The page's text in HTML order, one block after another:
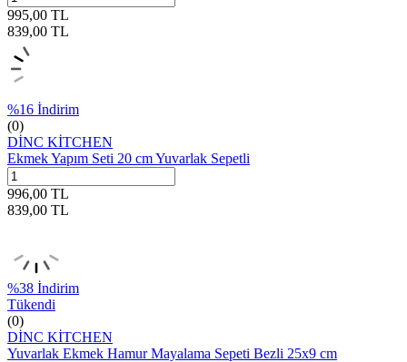
995,00 TL
839,00 TL
%16 İndirim
(0)
DİNC KİTCHEN
Ekmek Yapım Seti 20 cm Yuvarlak Sepetli
996,00 TL
839,00 TL
%38 İndirim
Tükendi
(0)
DİNC KİTCHEN
Yuvarlak Ekmek Hamur Mayalama Sepeti Bezli 25x9 cm